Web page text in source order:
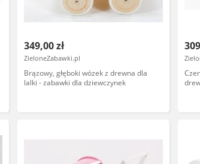
349,00 zł
ZieloneZabawki.pl
Brązowy, głęboki wózek z drewna dla
lalki - zabawki dla dziewczynek